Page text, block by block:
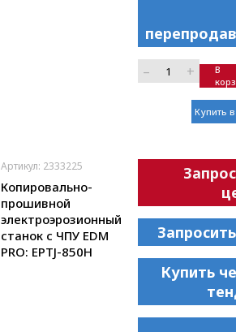
– +
В
Купить
Артикул: 2333225
Копировально-
прошивной
электроэрозионный
станок с ЧПУ EDM
PRO: EPTJ-850H
Купить